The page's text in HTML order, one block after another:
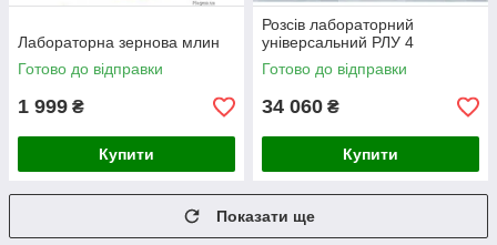
Лабораторна зернова млин
Готово до відправки
1 999 ₴
Купити
Розсів лабораторний
універсальний РЛУ 4
Готово до відправки
34 060 ₴
Купити
Показати ще